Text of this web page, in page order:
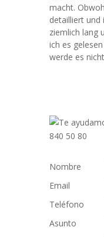
macht.
detailliert und
ziemlich lang
ich es
werde es
Nombre
Email
Teléfono
Asunto